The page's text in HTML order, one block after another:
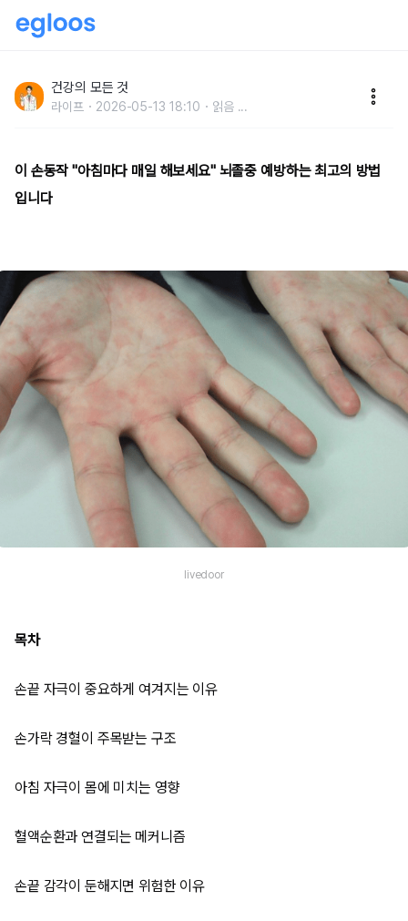
고의 방법입니다
건강의 모든 것
라이프 2026-05-13 18:10 읽음 ...
이 손동작 "아침마다 매일 해보세요" 뇌졸중 예방하는 최고의 방법
입니다
livedoor
목차
손끝 자극이 중요하게 여겨지는 이유
손가락 경혈이 주목받는 구조
아침 자극이 몸에 미치는 영향
혈액순환과 연결되는 메커니즘
손끝 감각이 둔해지면 위험한 이유